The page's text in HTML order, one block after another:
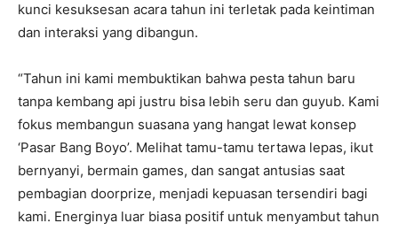
kunci kesuksesan acara tahun ini terletak pada keintiman
dan interaksi yang dibangun.
“Tahun ini kami membuktikan bahwa pesta tahun baru
tanpa kembang api justru bisa lebih seru dan guyub. Kami
fokus membangun suasana yang hangat lewat konsep
‘Pasar Bang Boyo’. Melihat tamu-tamu tertawa lepas, ikut
bernyanyi, bermain games, dan sangat antusias saat
pembagian doorprize, menjadi kepuasan tersendiri bagi
kami. Energinya luar biasa positif untuk menyambut tahun